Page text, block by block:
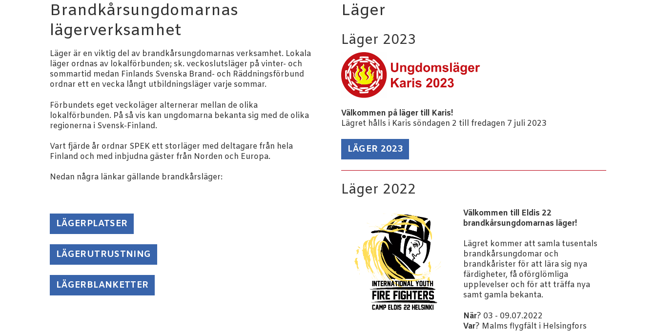
Brandkårsungdomarnas
lägerverksamhet
Läger är en viktig del av brandkårsungdomarnas verksamhet. Lokala
läger ordnas av lokalförbunden; sk. veckoslutsläger på vinter- och
sommartid medan Finlands Svenska Brand- och Räddningsförbund
ordnar ett en vecka långt utbildningsläger varje sommar.
Förbundets eget veckoläger alternerar mellan de olika
lokalförbunden. På så vis kan ungdomarna bekanta sig med de olika
regionerna i Svensk-Finland.
Vart fjärde år ordnar SPEK ett storläger med deltagare från hela
Finland och med inbjudna gäster från Norden och Europa.
Nedan några länkar gällande brandkårsläger:
LÄGERPLATSER
LÄGERUTRUSTNING
LÄGERBLANKETTER
Läger
Läger 2023
Välkommen på läger till Karis!
Lägret hålls i Karis söndagen 2 till fredagen 7 juli 2023
LÄGER 2023
Läger 2022
Välkommen till Eldis 22
brandkårsungdomarnas läger!
Lägret kommer att samla tusentals
brandkårsungdomar och
brandkårister för att lära sig nya
färdigheter, få oförglömliga
upplevelser och för att träffa nya
samt gamla bekanta.
När? 03 - 09.07.2022
Var? Malms flygfält i Helsingfors